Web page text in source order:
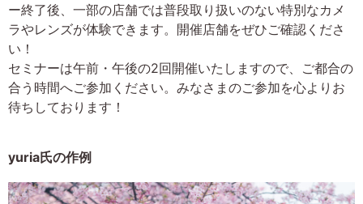
ー終了後、一部の店舗では普段取り扱いのない特別なカメ
ラやレンズが体験できます。開催店舗をぜひご確認くださ
い！
セミナーは午前・午後の2回開催いたしますので、ご都合の
合う時間へご参加ください。みなさまのご参加を心よりお
待ちしております！
yuria氏の作例